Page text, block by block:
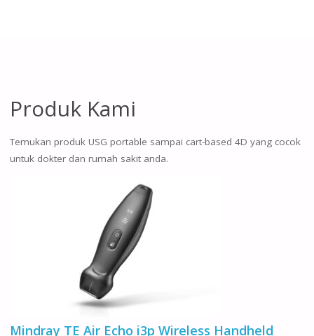
Produk Kami
Temukan produk USG portable sampai cart-based 4D yang cocok
untuk dokter dan rumah sakit anda.
Mindray TE Air Echo i3p Wireless Handheld